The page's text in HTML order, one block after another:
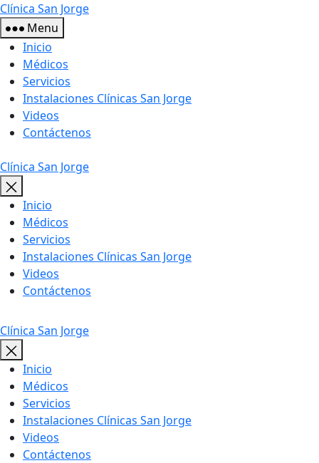
Skip
to
the
content
Clínica San Jorge
Menu
Inicio
Médicos
Servicios
Instalaciones Clínicas San Jorge
Videos
Contáctenos
Clínica San Jorge
Inicio
Médicos
Servicios
Instalaciones Clínicas San Jorge
Videos
Contáctenos
Clínica San Jorge
Inicio
Médicos
Servicios
Instalaciones Clínicas San Jorge
Videos
Contáctenos